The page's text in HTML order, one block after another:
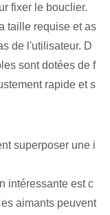
fixer le bouclier.
taille requise et as
de l'utilisateur. D
sont dotées de f
rapide et s
superposer une i
intéressante est c
aimants peuvent